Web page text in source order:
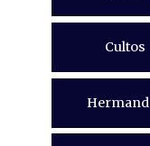
Cultos